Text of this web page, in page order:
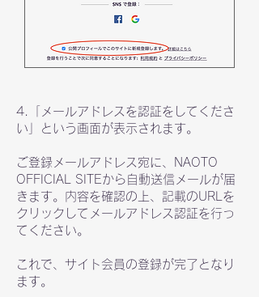
4.「メールアドレスを認証をしてくださ
い」という画面が表示されます。
​ご登録メールアドレス宛に、NAOTO
OFFICIAL SITEから自動送信メールが届
きます。内容を確認の上、記載のURLを
クリックしてメールアドレス認証を行っ
てください。
​これで、サイト会員の登録が完了となり
ます。